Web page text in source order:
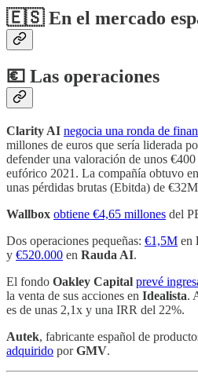
🇪🇸 En el mercado
💶 Las operaciones
Clarity AI negocia una ronda de
millones de euros que sería liderada
defender una valoración de unos
eufórico 2021. La compañía obtuvo
unas pérdidas brutas (Ebitda) de
Wallbox obtiene €4,65 millones del
Dos operaciones pequeñas: €1,5M en
y €520.000 en Rauda AI.
El fondo Oakley Capital prevé
la venta de sus acciones en Idealista.
es de unas 2,1x y una IRR del 22%.
Autek, fabricante español de
adquirido porGMV.